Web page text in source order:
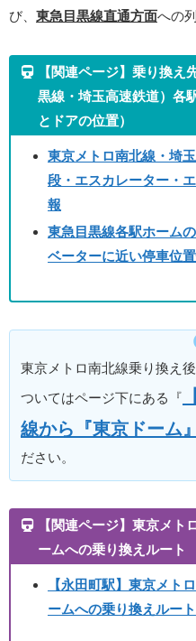
び、 東急目黒線直通方面への
【関連ページ】乗り換え
黒線・埼玉高速鉄道）各
とドアの位置）
東京メトロ南北線・埼
段・エスカレーター・
報
東急目黒線各駅ホーム
ベーターに近い停車位
東京メトロ南北線乗り換え
ついてはページ下にある『
線から『東京ドーム
ださい。
【関連ページ】東京メト
ームへの乗り換えルート
【永田町駅】東京メト
ームへの乗り換えルート